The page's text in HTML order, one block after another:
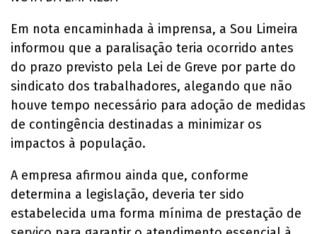
Em nota encaminhada à imprensa, a Sou Limeira
informou que a paralisação teria ocorrido antes
do prazo previsto pela Lei de Greve por parte do
sindicato dos trabalhadores, alegando que não
houve tempo necessário para adoção de medidas
de contingência destinadas a minimizar os
impactos à população.
A empresa afirmou ainda que, conforme
determina a legislação, deveria ter sido
estabelecida uma forma mínima de prestação de